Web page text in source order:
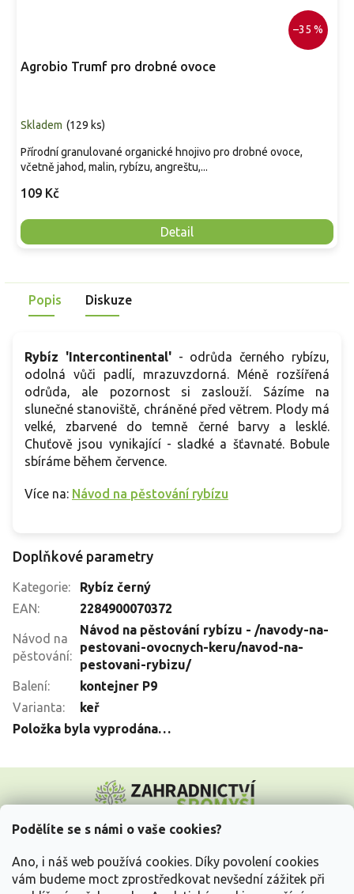
Podělíte se s námi o vaše cookies?
Ano, i náš web používá cookies. Díky povolení cookies
vám budeme moct zprostředkovat nevšední zážitek při
–35 %
Agrobio Trumf pro drobné ovoce
Skladem (129 ks)
109 Kč
Detail
Přírodní granulované organické hnojivo pro drobné ovoce,
včetně jahod, malin, rybízu, angreštu,...
Popis Diskuze
Rybíz 'Intercontinental'- odrůda černého rybízu,
odolná vůči padlí, mrazuvzdorná. Méně rozšířená
odrůda, ale pozornost si zaslouží. Sázíme na
slunečné stanoviště, chráněné před větrem. Plody má
velké, zbarvené do temně černé barvy a lesklé.
Chuťově jsou vynikající - sladké a šťavnaté. Bobule
sbíráme během července.
Více na: Návod na pěstování rybízu
Doplňkové parametry
Kategorie:
Rybíz černý
EAN: 2284900070372
Návod na
pěstování:
Návod na pěstování rybízu - /navody-na-
pestovani-ovocnych-keru/navod-na-
pestovani-rybizu/
Balení:
kontejner P9
Varianta:
keř
Položka byla vyprodána…
p
Vše o nákupu